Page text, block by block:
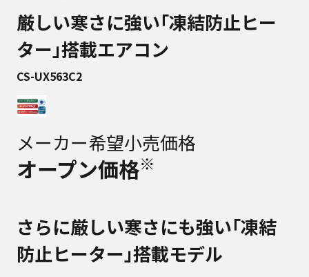
厳しい寒さに強い｢凍結防止ヒー
ター｣搭載エアコン
CS-UX563C2
メーカー希望小売価格
オープン価格※
さらに厳しい寒さにも強い｢凍結
防止ヒーター｣搭載モデル